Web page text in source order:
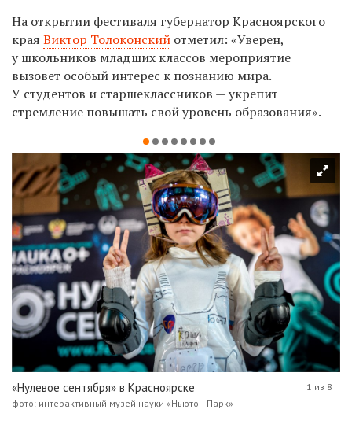
На открытии фестиваля губернатор Красноярского
края Виктор Толоконский отметил: «Уверен,
у школьников младших классов мероприятие
вызовет особый интерес к познанию мира.
У студентов и старшеклассников — укрепит
стремление повышать свой уровень образования».
«Нулевое сентября» в Красноярске
фото: интерактивный музей науки «Ньютон Парк»
1 из 8